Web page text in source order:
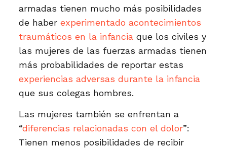
armadas tienen mucho más posibilidades
de haber experimentado acontecimientos
traumáticos en la infanciaque los civiles y
las mujeres de las fuerzas armadas tienen
más probabilidades de reportar estas
experiencias adversas durante la infancia
que sus colegas hombres.
Las mujeres también se enfrentan a
“diferencias relacionadas con el dolor”:
Tienen menos posibilidades de recibir